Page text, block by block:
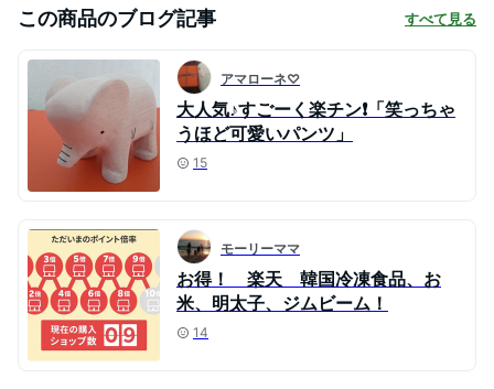
この商品のブログ記事 すべて見る
アマローネ♡
大人気♪すごーく楽チン❗️「笑っちゃ
うほど可愛いパンツ」
15
モーリーママ
お得！ 楽天 韓国冷凍食品、お
米、明太子、ジムビーム！
14